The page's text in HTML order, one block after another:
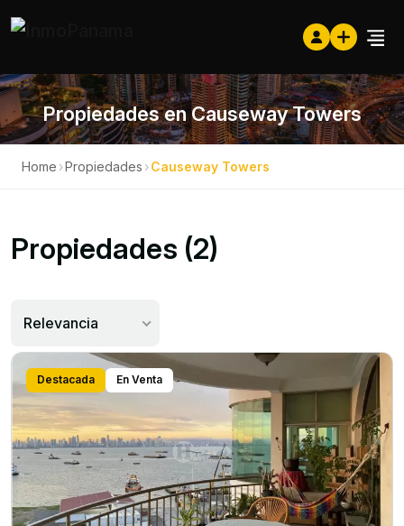
Propiedades en Causeway Towers
Home ›Propiedades ›Causeway Towers
Propiedades (2)
Relevancia
Destacada En Venta